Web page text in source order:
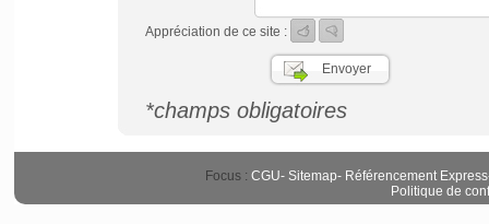
Appréciation de ce site :
*champs obligatoires
Focus : CGU- Sitemap- Référencement Express
Politique de